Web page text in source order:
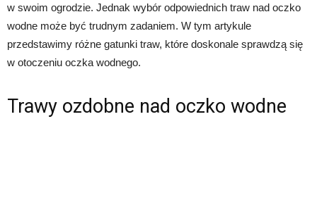
w swoim ogrodzie. Jednak wybór odpowiednich traw nad oczko
wodne może być trudnym zadaniem. W tym artykule
przedstawimy różne gatunki traw, które doskonale sprawdzą się
w otoczeniu oczka wodnego.
Trawy ozdobne nad oczko wodne